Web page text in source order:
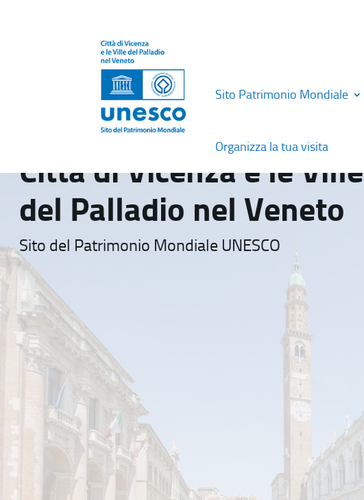
Sito Patrimonio Mondiale
Organizza la tua visita
Città di Vicenza e le Ville
del Palladio nel Veneto
Sito del Patrimonio Mondiale UNESCO